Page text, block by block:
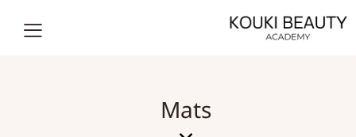
Mats